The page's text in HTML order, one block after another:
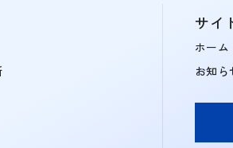
サイ
ホーム
お知ら